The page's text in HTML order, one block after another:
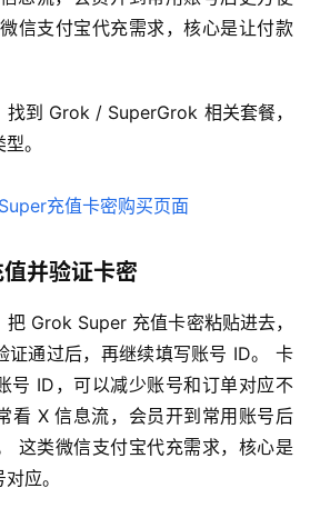
信支付宝代充需求，核心是让付款
找到 Grok / SuperGrok 相关套餐，
。
并验证卡密
Grok Super 充值卡密粘贴进去，
证通过后，再继续填写账号 ID。 卡
号 ID，可以减少账号和订单对应不
看 X 信息流，会员开到常用账号后
这类微信支付宝代充需求，核心是
应。